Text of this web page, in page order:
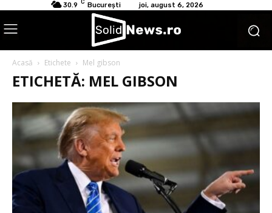
30.9 C București joi, august 6, 2026
Acasă Etichete Mel gibson
ETICHETĂ: MEL GIBSON